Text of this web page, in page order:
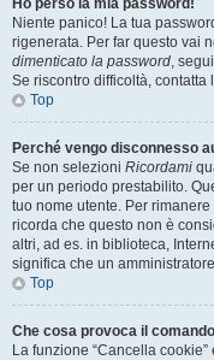
Ho perso la mia password!
Niente panico! La tua
rigenerata. Per far questo vai
dimenticato la password,
Se riscontro difficoltà, contatta
Top
Perché vengo disconnesso
Se non selezioni Ricordami
per un periodo prestabilito.
tuo nome utente. Per
ricorda che questo non è
altri, ad es. in biblioteca,
significa che un
Top
Che cosa provoca il
La funzione “Cancella